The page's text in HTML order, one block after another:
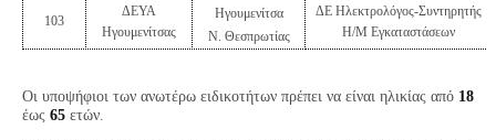
103
ΔΕΥΑ
Ηγουμενίτσας
Ηγουμενίτσα
Ν. Θεσπρωτίας
ΔΕ Ηλεκτρολόγος-Συντηρητής
Η/Μ Εγκαταστάσεων
Οι υποψήφιοι των ανωτέρω ειδικοτήτων πρέπει να είναι ηλικίας από 18
έως 65 ετών.